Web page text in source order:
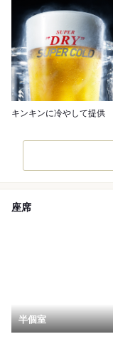
キンキンに冷やして提供
座席
半個室